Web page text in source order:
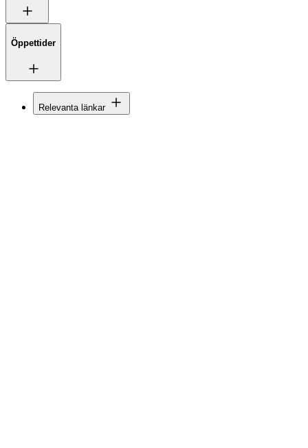
Öppettider
Relevanta länkar